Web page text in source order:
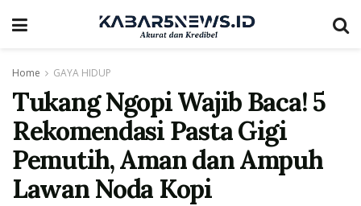
Home GAYA HIDUP
Tukang Ngopi Wajib Baca! 5
Rekomendasi Pasta Gigi
Pemutih, Aman dan Ampuh
Lawan Noda Kopi